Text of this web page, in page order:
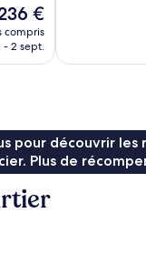
€
compris
- 2 sept.
pour découvrir
Plus de